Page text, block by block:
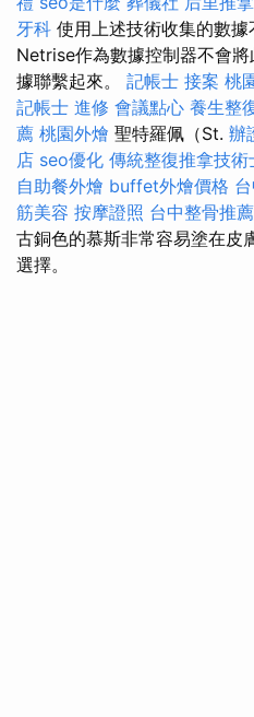
牙科 使用上述技術收集的數
Netrise作為數據控制器不會
據聯繫起來。 記帳士 接案 桃
記帳士 進修 會議點心 養生整
薦 桃園外燴 聖特羅佩（St. 辦
店 seo優化 傳統整復推拿技
自助餐外燴 buffet外燴價格
筋美容 按摩證照 台中整骨推薦
古銅色的慕斯非常容易塗在皮
選擇。